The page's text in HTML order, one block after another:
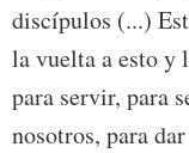
discípulos (...)
la vuelta a esto y
para servir, para
nosotros, para